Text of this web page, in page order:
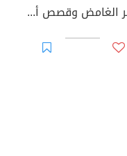
الزائر الغامض وقصص أخرى